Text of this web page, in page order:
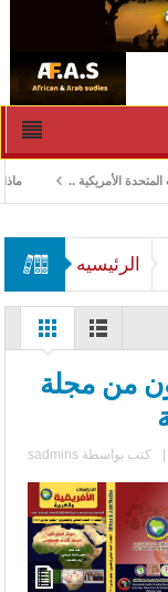
ماذا الأمريكية ..
الرئيسيه
من مجلة
كتب بواسطة sadmins |